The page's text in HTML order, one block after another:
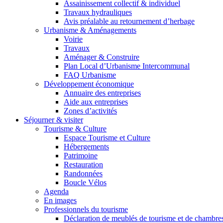
Assainissement collectif & individuel
Travaux hydrauliques
Avis préalable au retournement d’herbage
Urbanisme & Aménagements
Voirie
Travaux
Aménager & Construire
Plan Local d’Urbanisme Intercommunal
FAQ Urbanisme
Développement économique
Annuaire des entreprises
Aide aux entreprises
Zones d’activités
Séjourner & visiter
Tourisme & Culture
Espace Tourisme et Culture
Hébergements
Patrimoine
Restauration
Randonnées
Boucle Vélos
Agenda
En images
Professionnels du tourisme
Déclaration de meublés de tourisme et de